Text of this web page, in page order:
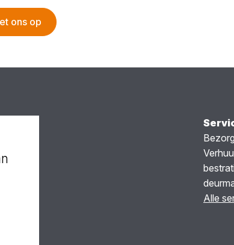
ons op
Alle